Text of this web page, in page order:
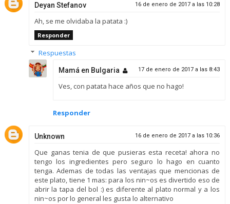
Deyan Stefanov 16 de enero de 2017 a las 10:28
Ah, se me olvidaba la patata :)
Responder
Respuestas
Mamá en Bulgaria 17 de enero de 2017 a las 8:43
Ves, con patata hace años que no hago!
Responder
Unknown 16 de enero de 2017 a las 10:36
Que ganas tenia de que pusieras esta receta! ahora no
tengo los ingredientes pero seguro lo hago en cuanto
tenga. Ademas de todas las ventajas que mencionas de
este plato, tiene 1 mas: para los nin~os es divertido eso de
abrir la tapa del bol :) es diferente al plato normal y a los
nin~os por lo general les gusta lo alternativo